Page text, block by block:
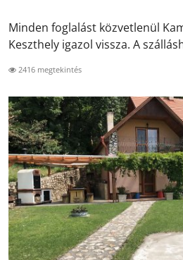
Minden foglalást közvetlenül
Keszthely igazol vissza. A
2416 megtekintés